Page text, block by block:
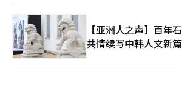
【亚洲人之声】百年
共情续写中韩人文新篇